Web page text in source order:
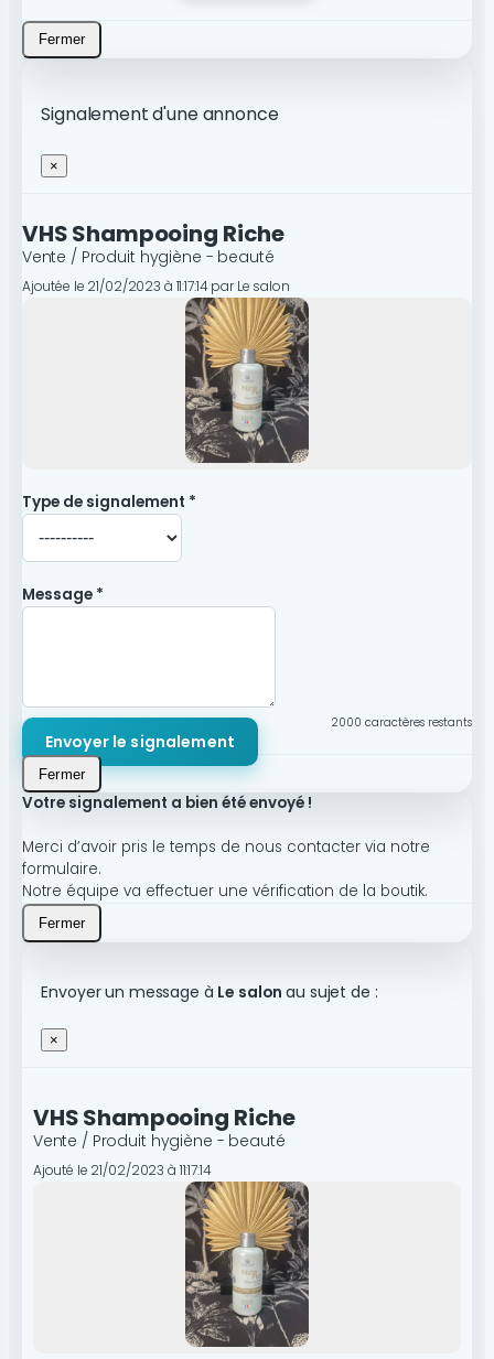
Fermer
Signalement d'une annonce
×
VHS Shampooing Riche
Vente / Produit hygiène - beauté
Ajoutée le 21/02/2023 à 11:17:14 par Le salon
Type de signalement *
Message *
2000 caractères restants
Envoyer le signalement
Fermer
Votre signalement a bien été envoyé !
Merci d’avoir pris le temps de nous contacter via notre
formulaire.
Notre équipe va effectuer une vérification de la boutik.
Fermer
Envoyer un message à Le salonau sujet de :
×
VHS Shampooing Riche
Vente / Produit hygiène - beauté
Ajouté le 21/02/2023 à 11:17:14